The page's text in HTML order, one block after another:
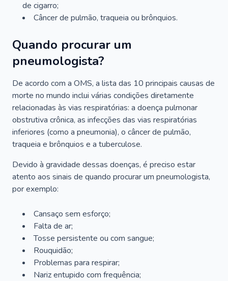
de cigarro;
Câncer de pulmão, traqueia ou brônquios.
Quando procurar um
pneumologista?
De acordo com a OMS, a lista das 10 principais causas de
morte no mundo inclui várias condições diretamente
relacionadas às vias respiratórias: a doença pulmonar
obstrutiva crônica, as infecções das vias respiratórias
inferiores (como a pneumonia), o câncer de pulmão,
traqueia e brônquios e a tuberculose.
Devido à gravidade dessas doenças, é preciso estar
atento aos sinais de quando procurar um pneumologista,
por exemplo:
Cansaço sem esforço;
Falta de ar;
Tosse persistente ou com sangue;
Rouquidão;
Problemas para respirar;
Nariz entupido com frequência;